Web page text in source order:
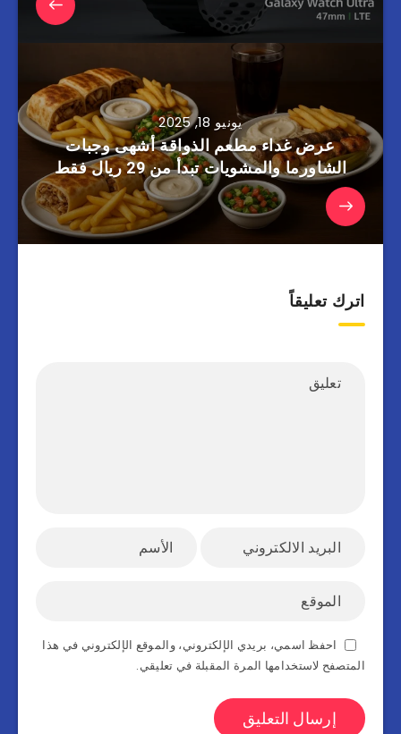
يونيو 18, 2025
عرض غداء مطعم الذواقة أشهى وجبات
الشاورما والمشويات تبدأ من 29 ريال فقط
اترك تعليقاً
احفظ اسمي، بريدي الإلكتروني، والموقع الإلكتروني في هذا
المتصفح لاستخدامها المرة المقبلة في تعليقي.